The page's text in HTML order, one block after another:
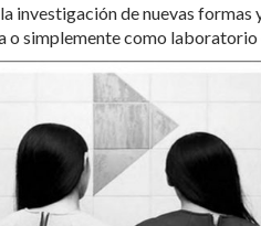
investigación de nuevas formas
o simplemente como laboratorio